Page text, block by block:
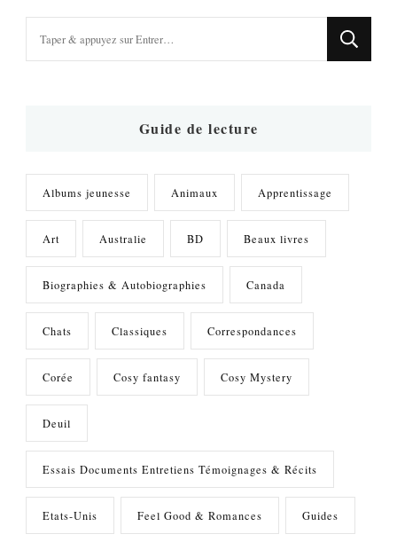
Guide de lecture
Albums jeunesse Animaux Apprentissage
Art Australie BD Beaux livres
Biographies & Autobiographies Canada
Chats Classiques Correspondances
Corée Cosy fantasy Cosy Mystery
Deuil
Essais Documents Entretiens Témoignages & Récits
Etats-Unis Feel Good & Romances Guides